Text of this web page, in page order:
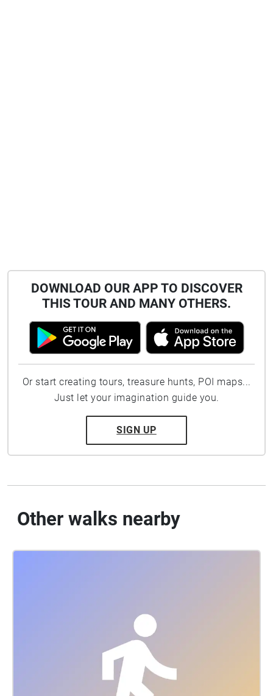
DOWNLOAD OUR APP TO DISCOVER
THIS TOUR AND MANY OTHERS.
Or start creating tours, treasure hunts, POI maps...
Just let your imagination guide you.
SIGN UP
Other walks nearby